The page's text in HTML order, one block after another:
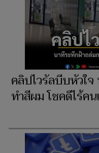
คลิปไวรัลบีบหัวใจ
ทำสีผม โชคดีไร้ค